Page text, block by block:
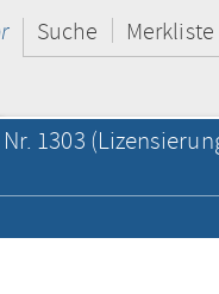
Suche Merkliste
1303